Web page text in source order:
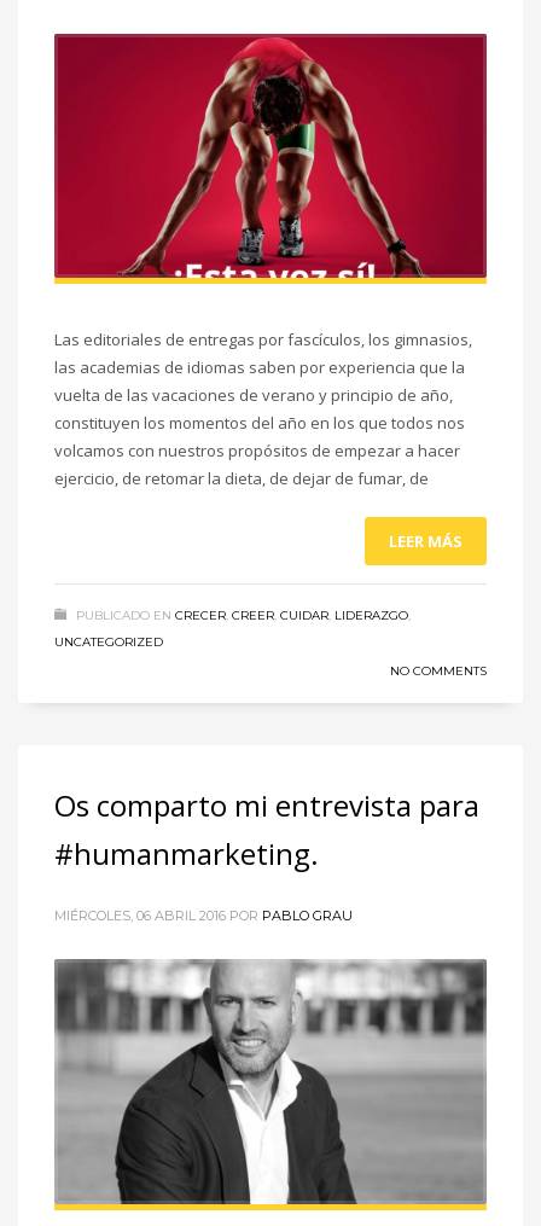
Las editoriales de entregas por fascículos, los gimnasios,
las academias de idiomas saben por experiencia que la
vuelta de las vacaciones de verano y principio de año,
constituyen los momentos del año en los que todos nos
volcamos con nuestros propósitos de empezar a hacer
ejercicio, de retomar la dieta, de dejar de fumar, de
LEER MÁS
PUBLICADO EN CRECER, CREER, CUIDAR, LIDERAZGO,
UNCATEGORIZED
NO COMMENTS
Os comparto mi entrevista para
#humanmarketing.
MIÉRCOLES, 06 ABRIL 2016 POR PABLO GRAU